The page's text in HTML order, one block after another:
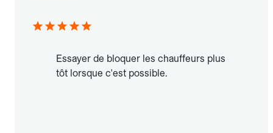
Essayer de bloquer les chauffeurs plus
tôt lorsque c'est possible.